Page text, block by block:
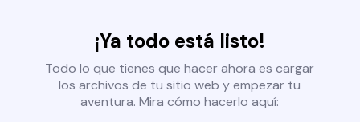
¡Ya todo está listo!
Todo lo que tienes que hacer ahora es cargar
los archivos de tu sitio web y empezar tu
aventura. Mira cómo hacerlo aquí: